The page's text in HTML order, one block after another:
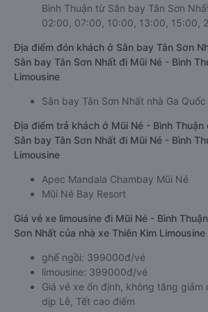
Bình Thuận từ Sân bay Tân Sơn
02:00, 07:00, 10:00, 13:00, 15:00,
Địa điểm đón khách ở Sân bay Tân Sơn
Sân bay Tân Sơn Nhất đi Mũi Né - Bình
Limousine
Sân bay Tân Sơn Nhất nhà Ga
Địa điểm trả khách ở Mũi Né - Bình Thuận
Sân bay Tân Sơn Nhất đi Mũi Né - Bình
Limousine
Apec Mandala Chambay Mũi Né
Mũi Né Bay Resort
Giá vé xe limousine đi Mũi Né - Bình
Sơn Nhất của nhà xe Thiên Kim Limousine
ghế ngồi: 399000đ/vé
limousine: 399000đ/vé
Giá vé xe ổn định, không tăng
dịp Lễ, Tết cao điểm